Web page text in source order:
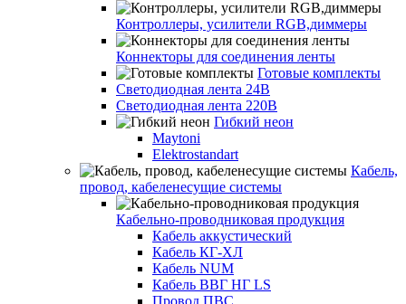
Контроллеры, усилители RGB,диммеры
Коннекторы для соединения ленты
Готовые комплекты
Светодиодная лента 24В
Светодиодная лента 220В
Гибкий неон
Maytoni
Elektrostandart
Кабель,
провод, кабеленесущие системы
Кабельно-проводниковая продукция
Кабель аккустический
Кабель КГ-ХЛ
Кабель NUM
Кабель ВВГ НГ LS
Провод ПВС